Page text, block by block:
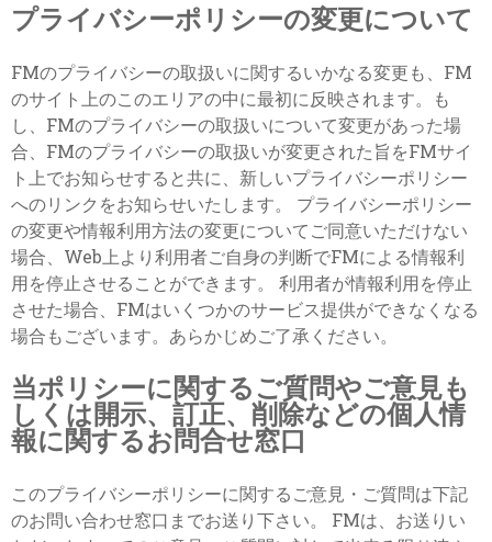
プライバシーポリシーの変更について
FMのプライバシーの取扱いに関するいかなる変更も、FM
のサイト上のこのエリアの中に最初に反映されます。も
し、FMのプライバシーの取扱いについて変更があった場
合、FMのプライバシーの取扱いが変更された旨をFMサイ
ト上でお知らせすると共に、新しいプライバシーポリシー
へのリンクをお知らせいたします。 プライバシーポリシー
の変更や情報利用方法の変更についてご同意いただけない
場合、Web上より利用者ご自身の判断でFMによる情報利
用を停止させることができます。 利用者が情報利用を停止
させた場合、FMはいくつかのサービス提供ができなくなる
場合もございます。あらかじめご了承ください。
当ポリシーに関するご質問やご意見も
しくは開示、訂正、削除などの個人情
報に関するお問合せ窓口
このプライバシーポリシーに関するご意見・ご質問は下記
のお問い合わせ窓口までお送り下さい。 FMは、お送りい